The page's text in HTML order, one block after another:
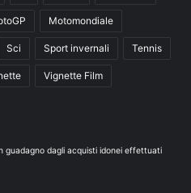
Motomondiale
Sci Sport invernali Tennis
Vignette Film
guadagno dagli acquisti idonei effettuati